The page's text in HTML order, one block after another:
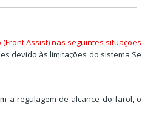
Assist) nas seguintes situações
devido às limitações do sistema Se
a regulagem de alcance do farol, o